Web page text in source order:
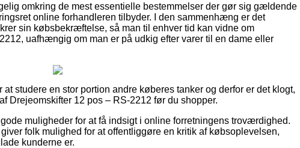
omkring de mest essentielle bestemmelser der gør sig gældende
online forhandleren tilbyder. I den sammenhæng er det
sin købsbekræftelse, så man til enhver tid kan vidne om
uafhængig om man er på udkig efter varer til en dame eller
studere en stor portion andre køberes tanker og derfor er det klogt,
Drejeomskifter 12 pos – RS-2212 før du shopper.
muligheder for at få indsigt i online forretningens troværdighed.
folk mulighed for at offentliggøre en kritik af købsoplevelsen,
kunderne er.